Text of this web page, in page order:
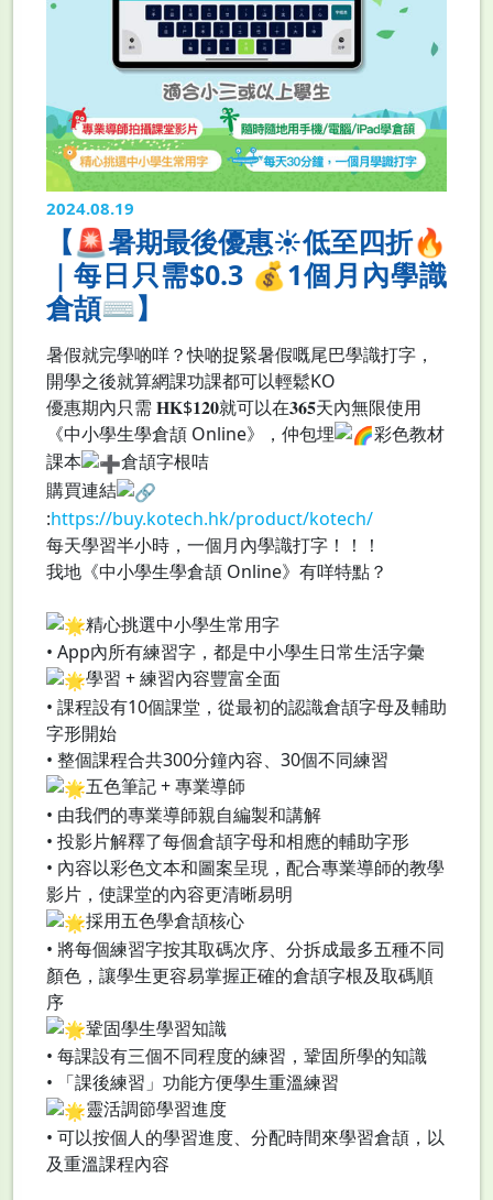
2024.08.19
【🚨暑期最後優惠☀️低至四折🔥
｜每日只需$0.3 💰1個月內學識
倉頡⌨️】
暑假就完學啲咩？快啲捉緊暑假嘅尾巴學識打字，
開學之後就算網課功課都可以輕鬆KO
優惠期內只需 𝐇𝐊$𝟏𝟐𝟎就可以在𝟑𝟔𝟓天內無限使用
《中小學生學倉頡 Online》，仲包埋
彩色教材
課本
倉頡字根咭
購買連結
:https://buy.kotech.hk/product/kotech/
每天學習半小時，一個月內學識打字！！！
我地《中小學生學倉頡 Online》有咩特點？
精心挑選中小學生常用字
•⁠ ⁠App內所有練習字，都是中小學生日常生活字彙
學習 + 練習內容豐富全面
•⁠ ⁠課程設有10個課堂，從最初的認識倉頡字母及輔助
字形開始
•⁠ ⁠整個課程合共300分鐘內容、30個不同練習
五色筆記 + 專業導師
•⁠ ⁠由我們的專業導師親自編製和講解
•⁠ ⁠投影片解釋了每個倉頡字母和相應的輔助字形
•⁠ ⁠內容以彩色文本和圖案呈現，配合專業導師的教學
影片，使課堂的內容更清晰易明
採用五色學倉頡核心
•⁠ ⁠將每個練習字按其取碼次序、分拆成最多五種不同
顏色，讓學生更容易掌握正確的倉頡字根及取碼順
序
鞏固學生學習知識
•⁠ ⁠每課設有三個不同程度的練習，鞏固所學的知識
•⁠ ⁠「課後練習」功能方便學生重溫練習
靈活調節學習進度
•⁠ ⁠可以按個人的學習進度、分配時間來學習倉頡，以
及重溫課程內容